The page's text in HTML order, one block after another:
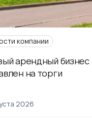
компании
арендный бизнес
на торги
2026